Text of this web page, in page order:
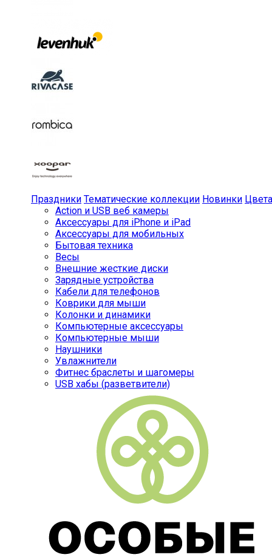
Праздники Тематические коллекции Новинки Цвета
Action и USB веб камеры
Аксессуары для iPhone и iPad
Аксессуары для мобильных
Бытовая техника
Весы
Внешние жесткие диски
Зарядные устройства
Кабели для телефонов
Коврики для мыши
Колонки и динамики
Компьютерные аксессуары
Компьютерные мыши
Наушники
Увлажнители
Фитнес браслеты и шагомеры
USB хабы (разветвители)